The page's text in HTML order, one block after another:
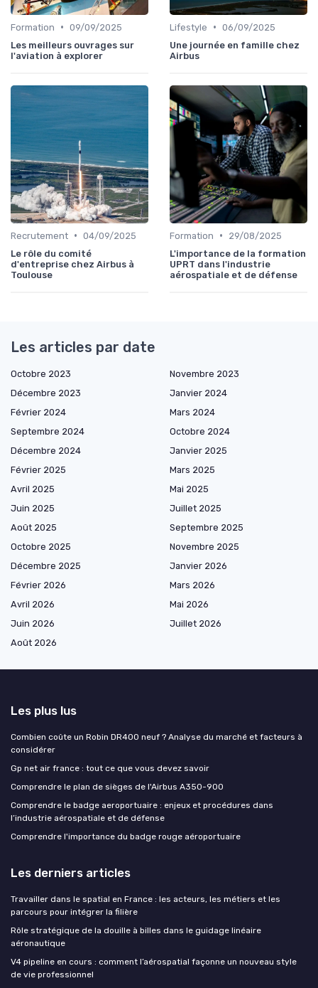
Formation • 09/09/2025
Les meilleurs ouvrages sur
l'aviation à explorer
Lifestyle • 06/09/2025
Une journée en famille chez
Airbus
Recrutement • 04/09/2025
Le rôle du comité
d'entreprise chez Airbus à
Toulouse
Formation •
29/08/2025
L'importance de la formation
UPRT dans l'industrie
aérospatiale et de défense
Les articles par date
Octobre 2023
Novembre 2023
Décembre 2023
Janvier 2024
Février 2024
Mars 2024
Septembre 2024
Octobre 2024
Décembre 2024
Janvier 2025
Février 2025
Mars 2025
Avril 2025
Mai 2025
Juin 2025
Juillet 2025
Août 2025
Septembre 2025
Octobre 2025
Novembre 2025
Décembre 2025
Janvier 2026
Février 2026
Mars 2026
Avril 2026
Mai 2026
Juin 2026
Juillet 2026
Août 2026
Les plus lus
Combien coûte un Robin DR400 neuf ? Analyse du marché et facteurs à
considérer
Gp net air france : tout ce que vous devez savoir
Comprendre le plan de sièges de l'Airbus A350-900
Comprendre le badge aeroportuaire : enjeux et procédures dans
l’industrie aérospatiale et de défense
Comprendre l'importance du badge rouge aéroportuaire
Les derniers articles
Travailler dans le spatial en France : les acteurs, les métiers et les
parcours pour intégrer la filière
Rôle stratégique de la douille à billes dans le guidage linéaire
aéronautique
V4 pipeline en cours : comment l’aérospatial façonne un nouveau style
de vie professionnel